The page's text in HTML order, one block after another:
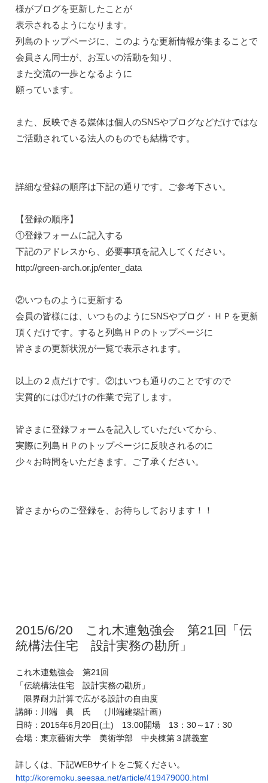
様がブログを更新したことが
表示されるようになります。
列島のトップページに、このような更新情報が集まることで
会員さん同士が、お互いの活動を知り、
また交流の一歩となるように
願っています。
また、反映できる媒体は個人のSNSやブログなどだけではな
ご活動されている法人のものでも結構です。
詳細な登録の順序は下記の通りです。ご参考下さい。
【登録の順序】
①登録フォームに記入する
http://green-arch.or.jp/enter_data
②いつものように更新する
会員の皆様には、いつものようにSNSやブログ・ＨＰを更新
頂くだけです。すると列島ＨＰのトップページに
皆さまの更新状況が一覧で表示されます。
以上の２点だけです。②はいつも通りのことですので
実質的には①だけの作業で完了します。
皆さまに登録フォームを記入していただいてから、
実際に列島ＨＰのトップページに反映されるのに
少々お時間をいただきます。ご了承ください。
2015/6/20 これ木連勉強会 第21回「伝
統構法住宅 設計実務の勘所」
これ木連勉強会 第21回
「伝統構法住宅 設計実務の勘所」
限界耐力計算で広がる設計の自由度
講師：川端 眞 氏 （川端建築計画）
日時：2015年6月20日(土) 13:00開場 13：30～17：30
会場：東京藝術大学 美術学部 中央棟第３講義室
詳しくは、下記WEBサイトをご覧ください。
http://koremoku.seesaa.net/article/419479000.html